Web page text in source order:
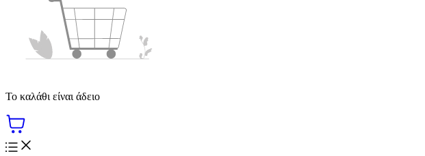
Το καλάθι είναι άδειο